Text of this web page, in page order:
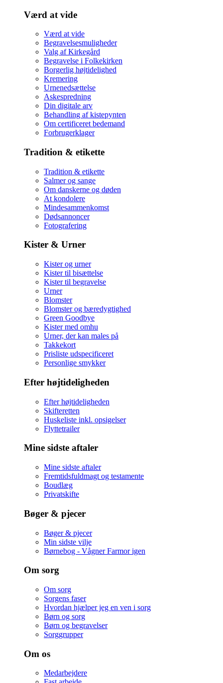
Værd at vide
Værd at vide
Begravelsesmuligheder
Valg af Kirkegård
Begravelse i Folkekirken
Borgerlig højtidelighed
Kremering
Urnenedsættelse
Askespredning
Din digitale arv
Behandling af kistepynten
Om certificeret bedemand
Forbrugerklager
Tradition & etikette
Tradition & etikette
Salmer og sange
Om danskerne og døden
At kondolere
Mindesammenkomst
Dødsannoncer
Fotografering
Kister & Urner
Kister og urner
Kister til bisættelse
Kister til begravelse
Urner
Blomster
Blomster og bæredygtighed
Green Goodbye
Kister med omhu
Urner, der kan males på
Takkekort
Prisliste udspecificeret
Personlige smykker
Efter højtideligheden
Efter højtideligheden
Skifteretten
Huskeliste inkl. opsigelser
Flyttetrailer
Mine sidste aftaler
Mine sidste aftaler
Fremtidsfuldmagt og testamente
Boudlæg
Privatskifte
Bøger & pjecer
Bøger & pjecer
Min sidste vilje
Børnebog - Vågner Farmor igen
Om sorg
Om sorg
Sorgens faser
Hvordan hjælper jeg en ven i sorg
Børn og sorg
Børn og begravelser
Sorggrupper
Om os
Medarbejdere